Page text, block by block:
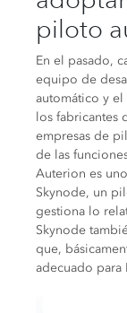
piloto
En el pasado,
equipo de
automático y
los fabricantes
empresas de
de las
Auterion es
Skynode, un
gestiona lo
Skynode
que,
adecuado para